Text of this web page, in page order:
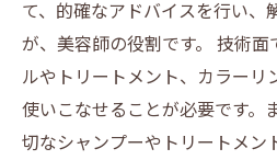
て、的確なアドバイスを行い、
が、美容師の役割です。 技術
ルやトリートメント、カラーリ
使いこなせることが必要です。
切なシャンプーやトリートメン